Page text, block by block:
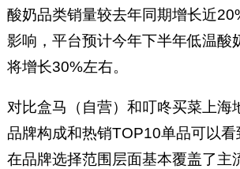
酸奶品类销量较去年同期增长近
影响，平台预计今年下半年低温酸
将增长30%左右。
对比盒马（自营）和叮咚买菜上海
品牌构成和热销TOP10单品可以
在品牌选择范围层面基本覆盖了主